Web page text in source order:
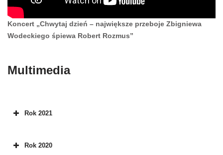
Koncert „Chwytaj dzień – największe przeboje Zbigniewa
Wodeckiego śpiewa Robert Rozmus”
Multimedia
Rok 2021
Rok 2020